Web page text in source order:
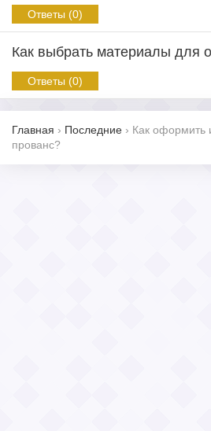
Ответы (0)
Как выбрать материалы для
Ответы (0)
Главная › Последние › Как оформить
прованс?